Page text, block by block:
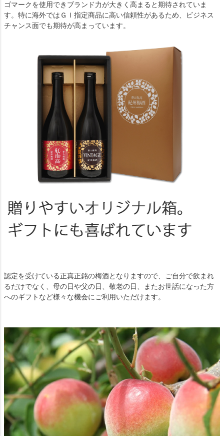
ゴマークを使用できブランド力が大きく高まると期待されていま
す。特に海外ではＧＩ指定商品に高い信頼性があるため、ビジネス
チャンス面でも期待が高まっています。
認定を受けている正真正銘の梅酒となりますので、ご自分で飲まれ
るだけでなく、母の日や父の日、敬老の日、またお世話になった方
へのギフトなど様々な機会にご利用いただけます。